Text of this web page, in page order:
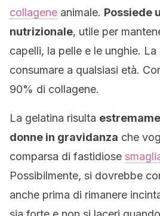
collagene animale. Possiede
nutrizionale, utile per
capelli, la pelle e le unghie.
consumare a qualsiasi età.
90% di collagene.
La gelatina risulta
donne in gravidanza che
comparsa di fastidiose
Possibilmente, si dovrebbe
anche prima di rimanere